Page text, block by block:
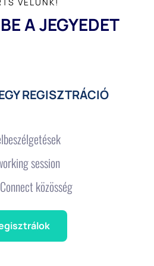
A JEGYEDET
REGISZTRÁCIÓ
session
közösség